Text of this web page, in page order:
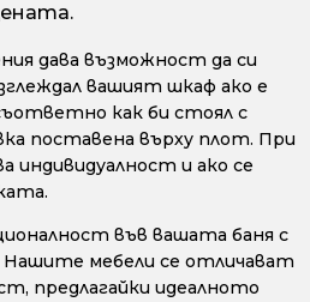
дава възможност да си
вашият шкаф ако е
как би стоял с
поставена върху плот. При
индивидуалност и ако се
във вашата баня с
мебели се отличават
предлагайки идеалното